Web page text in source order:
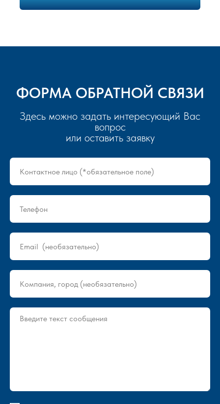
ФОРМА ОБРАТНОЙ СВЯЗИ
Здесь можно задать интересующий Вас
вопрос
или оставить заявку